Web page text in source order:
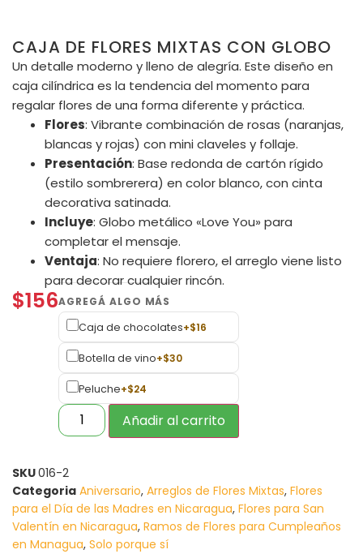
CAJA DE FLORES MIXTAS CON GLOBO
$156
Caja de chocolates+$16
Botella de vino+$30
Peluche+$24
Añadir al carrito
SKU016-2
Categoria Aniversario, Arreglos de Flores Mixtas, Flores
para el Día de las Madres en Nicaragua, Flores para San
Valentín en Nicaragua, Ramos de Flores para Cumpleaños
en Managua, Solo porque sí
Un detalle moderno y lleno de alegría. Este diseño en
caja cilíndrica es la tendencia del momento para
regalar flores de una forma diferente y práctica.
Flores: Vibrante combinación de rosas (naranjas,
blancas y rojas) con mini claveles y follaje.
Presentación: Base redonda de cartón rígido
(estilo sombrerera) en color blanco, con cinta
decorativa satinada.
Incluye: Globo metálico «Love You» para
completar el mensaje.
Ventaja: No requiere florero, el arreglo viene listo
para decorar cualquier rincón.